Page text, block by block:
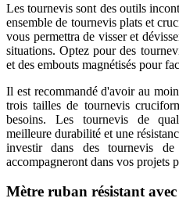
Les tournevis sont des outils
ensemble de tournevis plats et
vous permettra de visser et
situations. Optez pour des
et des embouts magnétisés pour
Il est recommandé d'avoir au
trois tailles de tournevis
besoins. Les tournevis de
meilleure durabilité et une
investir dans des tournevis
accompagneront dans vos projets
Mètre ruban résistant